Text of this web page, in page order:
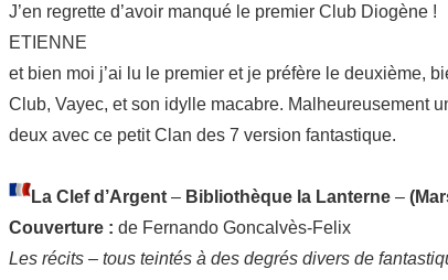
J’en regrette d’avoir manqué le premier Club Diogène !
ETIENNE
et bien moi j’ai lu le premier et je préfère le deuxième,
Club, Vayec, et son idylle macabre. Malheureusement
deux avec ce petit Clan des 7 version fantastique.
La Clef d’Argent – Bibliothèque la Lanterne –
Couverture : de Fernando Goncalvès-Felix
Les récits – tous teintés à des degrés divers de